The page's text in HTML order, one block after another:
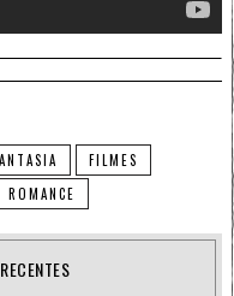
FILMES
ROMANCE